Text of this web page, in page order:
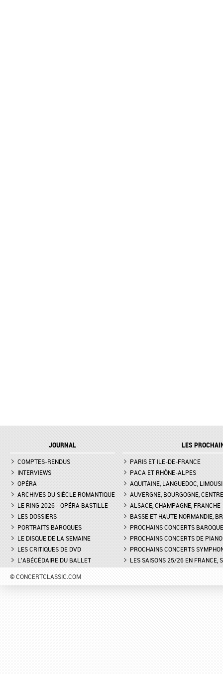
JOURNAL
COMPTES-RENDUS
INTERVIEWS
OPÉRA
ARCHIVES DU SIÈCLE ROMANTIQUE
LE RING 2026 - OPÉRA BASTILLE
LES DOSSIERS
PORTRAITS BAROQUES
LE DISQUE DE LA SEMAINE
LES CRITIQUES DE DVD
L'ABÉCÉDAIRE DU BALLET
LES
PARIS ET ILE-DE-FRANCE
PACA ET RHÔNE-ALPES
AQUITAINE, LANGUEDOC,
AUVERGNE, BOURGOGNE, CENTRE
ALSACE, CHAMPAGNE,
BASSE ET HAUTE NORMANDIE,
PROCHAINS CONCERTS
PROCHAINS CONCERTS DE PIANO
PROCHAINS CONCERTS
LES SAISONS 25/26 EN FRANCE,
© CONCERTCLASSIC.COM